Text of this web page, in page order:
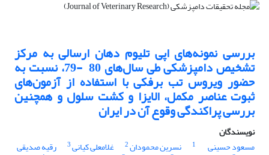
بررسی نمونه‌های اپی تلیوم دهان ارسالی به مرکز
تشخیص دامپزشکی طی سال‌های 80 ‌ -‌79، نسبت به
حضور ویروس تب برفکی با استفاده از آزمون‌های
ثبوت عناصر مکمل، الایزا و کشت سلول و همچنین
بررسی پراکندگی وقوع آن در ایران
نویسندگان
مسعود حسینی
1 نسرین محمودان2 غلامعلی کیانی3 رقیه صدیقی